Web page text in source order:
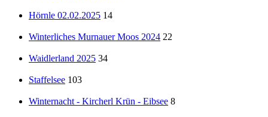
Hörnle 02.02.2025 14
Winterliches Murnauer Moos 2024 22
Waidlerland 2025 34
Staffelsee 103
Winternacht - Kircherl Krün - Eibsee 8